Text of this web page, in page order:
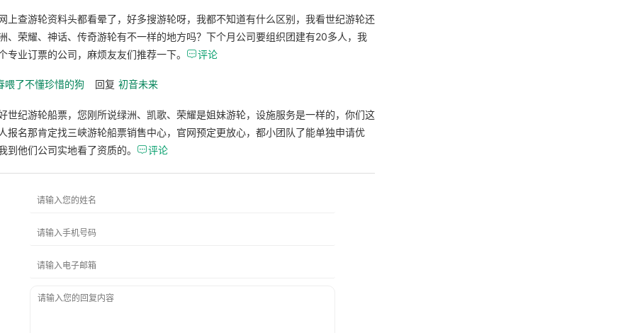
上查游轮资料头都看晕了，好多搜游轮呀，我都不知道有什么区别，我看世纪游轮还
、荣耀、神话、传奇游轮有不一样的地方吗？下个月公司要组织团建有20多人，我
专业订票的公司，麻烦友友们推荐一下。 评论
喂了不懂珍惜的狗 回复 初音未来
世纪游轮船票，您刚所说绿洲、凯歌、荣耀是姐妹游轮，设施服务是一样的，你们这
报名那肯定找三峡游轮船票销售中心，官网预定更放心，都小团队了能单独申请优
到他们公司实地看了资质的。 评论